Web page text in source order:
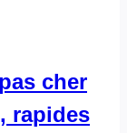
cher
rapides